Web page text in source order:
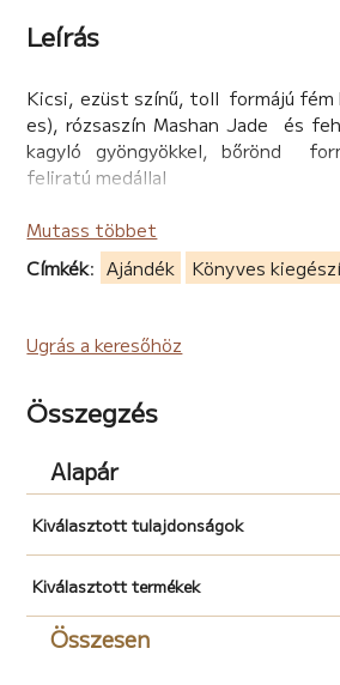
Leírás
Kicsi, ezüst színű, toll formájú fém
es), rózsaszín Mashan Jade és
kagyló gyöngyökkel, bőrönd
feliratú medállal
Mutass többet
Címkék: Ajándék Könyves
Ugrás a keresőhöz
Összegzés
Alapár
Kiválasztott tulajdonságok
Kiválasztott termékek
Összesen